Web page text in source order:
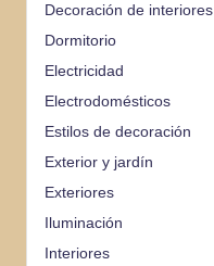
Decoración de interiores
Dormitorio
Electricidad
Electrodomésticos
Estilos de decoración
Exterior y jardín
Exteriores
Iluminación
Interiores